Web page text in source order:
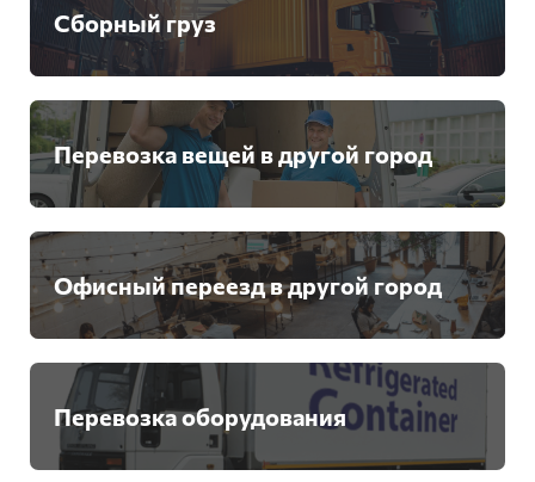
Сборный груз
Перевозка вещей в другой город
Офисный переезд в другой город
Перевозка оборудования